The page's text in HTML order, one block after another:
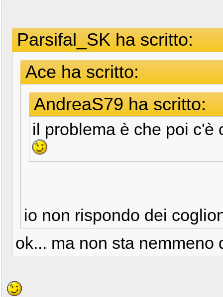
Parsifal_SK ha scritto:
Ace ha scritto:
AndreaS79 ha scritto:
il problema è che poi c'è
io non rispondo dei
ok... ma non sta